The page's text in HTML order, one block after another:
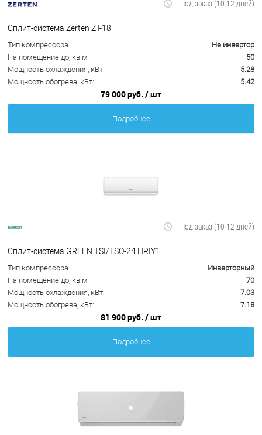
Под заказ (10-12 дней)
Сплит-система Zerten ZT-18
Тип компрессора
Не инвертор
На помещение до, кв.м
50
Мощность охлаждения, кВт:
5.28
Мощность обогрева, кВт:
5.42
79 000 руб. / шт
Подробнее
Под заказ (10-12 дней)
Сплит-система GREEN TSI/TSO-24 HRIY1
Тип компрессора
Инверторный
На помещение до, кв.м
70
Мощность охлаждения, кВт:
7.03
Мощность обогрева, кВт:
7.18
81 900 руб. / шт
Подробнее